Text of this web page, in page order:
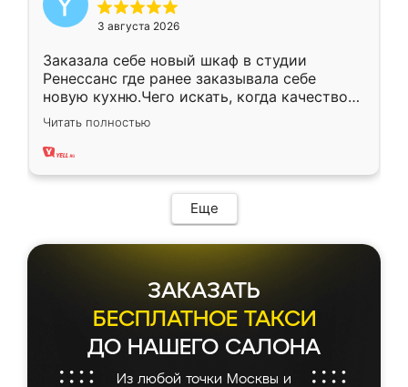
3 августа 2026
Заказала себе новый шкаф в студии
Ренессанс где ранее заказывала себе
новую кухню.Чего искать, когда качеством
вполне довольна. Служит кухня уже почти
два года, нареканий нет.
Читать полностью
Еще
ЗАКАЗАТЬ
БЕСПЛАТНОЕ ТАКСИ
ДО НАШЕГО САЛОНА
Из любой точки Москвы и